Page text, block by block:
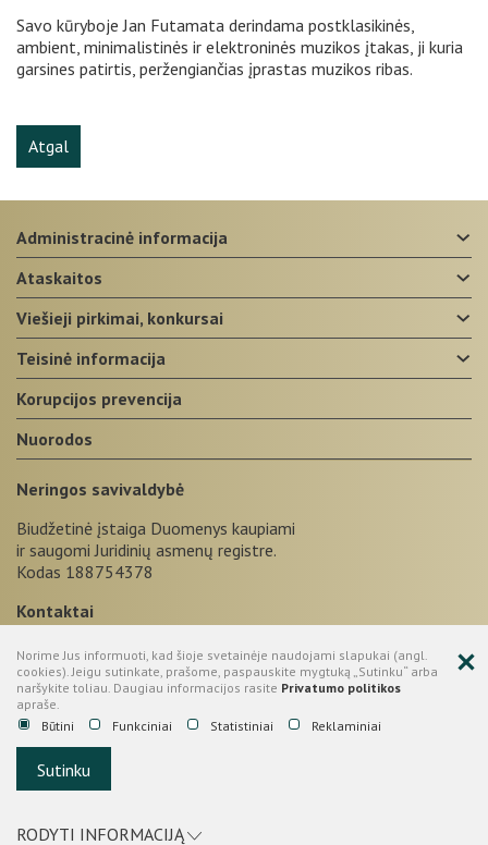
Savo kūryboje Jan Futamata derindama postklasikinės,
ambient, minimalistinės ir elektroninės muzikos įtakas, ji kuria
garsines patirtis, peržengiančias įprastas muzikos ribas.
Atgal
administracinė informacija
ataskaitos
viešieji pirkimai, konkursai
teisinė informacija
korupcijos prevencija
nuorodos
Neringos savivaldybė
Biudžetinė įstaiga Duomenys kaupiami
ir saugomi Juridinių asmenų registre.
Kodas 188754378
Kontaktai
+370 469 52665
Taikos g. 2, LT-93123, Neringa
administracija@neringa.lt
© 2026 Neringos savivaldybė.
Sprendimas:UAB "Fresh Media"
Norime Jus informuoti, kad šioje svetainėje naudojami slapukai (angl.
cookies). Jeigu sutinkate, prašome, paspauskite mygtuką „Sutinku“ arba
naršykite toliau. Daugiau informacijos rasite Privatumo politikos
apraše.
Būtini
Funkciniai Statistiniai Reklaminiai
Sutinku
RODYTI INFORMACIJĄ